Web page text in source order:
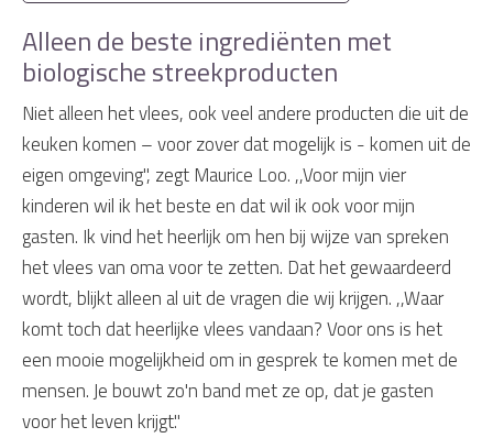
Alleen de beste ingrediënten met
biologische streekproducten
Niet alleen het vlees, ook veel andere producten die uit de
keuken komen – voor zover dat mogelijk is - komen uit de
eigen omgeving", zegt Maurice Loo. ,,Voor mijn vier
kinderen wil ik het beste en dat wil ik ook voor mijn
gasten. Ik vind het heerlijk om hen bij wijze van spreken
het vlees van oma voor te zetten. Dat het gewaardeerd
wordt, blijkt alleen al uit de vragen die wij krijgen. ,,Waar
komt toch dat heerlijke vlees vandaan? Voor ons is het
een mooie mogelijkheid om in gesprek te komen met de
mensen. Je bouwt zo'n band met ze op, dat je gasten
voor het leven krijgt."